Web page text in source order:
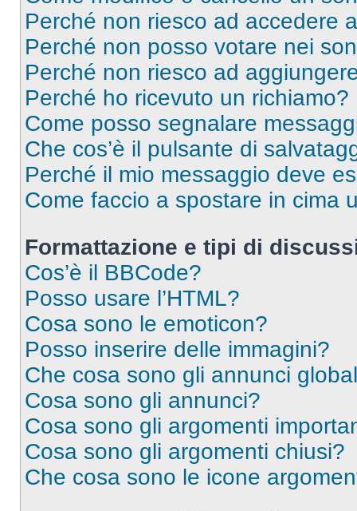
Perché non riesco ad accedere
Perché non posso votare nei
Perché non riesco ad
Perché ho ricevuto un richiamo?
Come posso segnalare
Che cos’è il pulsante di
Perché il mio messaggio deve
Come faccio a spostare in cima
Formattazione e tipi di
Cos’è il BBCode?
Posso usare l’HTML?
Cosa sono le emoticon?
Posso inserire delle immagini?
Che cosa sono gli annunci
Cosa sono gli annunci?
Cosa sono gli argomenti
Cosa sono gli argomenti chiusi?
Che cosa sono le icone